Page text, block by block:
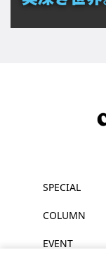
SPECIAL
COLUMN
EVENT